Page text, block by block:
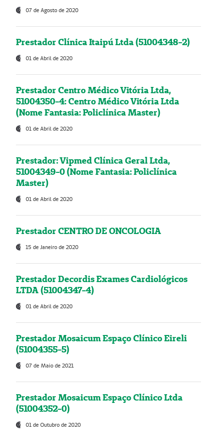
07 de Agosto de 2020
Prestador Clínica Itaipú Ltda (51004348-2)
01 de Abril de 2020
Prestador Centro Médico Vitória Ltda,
51004350-4: Centro Médico Vitória Ltda
(Nome Fantasia: Policlínica Master)
01 de Abril de 2020
Prestador: Vipmed Clínica Geral Ltda,
51004349-0 (Nome Fantasia: Policlínica
Master)
01 de Abril de 2020
Prestador CENTRO DE ONCOLOGIA
15 de Janeiro de 2020
Prestador Decordis Exames Cardiológicos
LTDA (51004347-4)
01 de Abril de 2020
Prestador Mosaicum Espaço Clínico Eireli
(51004355-5)
07 de Maio de 2021
Prestador Mosaicum Espaço Clínico Ltda
(51004352-0)
01 de Outubro de 2020